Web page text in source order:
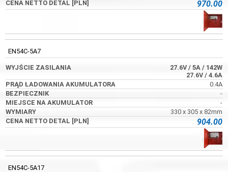
970.00
EN54C-5A7
27.6V/ 5A / 142W
27.6V/ 4.6A
0.4A
-
-
330 x 305 x 82mm
904.00
EN54C-5A17